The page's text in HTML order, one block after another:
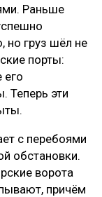
Раньше
но груз шёл не
порты:
его
Теперь эти
с перебоями
обстановки.
ворота
причём